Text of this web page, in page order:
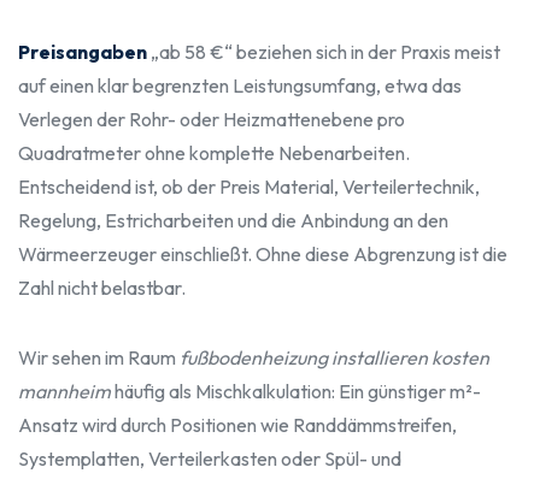
Preisangaben „ab 58 €“ beziehen sich in der Praxis meist
auf einen klar begrenzten Leistungsumfang, etwa das
Verlegen der Rohr- oder Heizmattenebene pro
Quadratmeter ohne komplette Nebenarbeiten.
Entscheidend ist, ob der Preis Material, Verteilertechnik,
Regelung, Estricharbeiten und die Anbindung an den
Wärmeerzeuger einschließt. Ohne diese Abgrenzung ist die
Zahl nicht belastbar.
Wir sehen im Raum fußbodenheizung installieren kosten
mannheimhäufig als Mischkalkulation: Ein günstiger m²-
Ansatz wird durch Positionen wie Randdämmstreifen,
Systemplatten, Verteilerkasten oder Spül- und